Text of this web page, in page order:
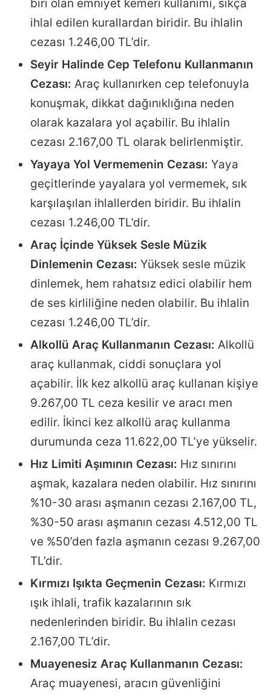
biri olan emniyet kemeri kullanımı, sıkça
ihlal edilen kurallardan biridir. Bu ihlalin
cezası 1.246,00 TL’dir.
Seyir Halinde Cep Telefonu Kullanmanın
Cezası: Araç kullanırken cep telefonuyla
konuşmak, dikkat dağınıklığına neden
olarak kazalara yol açabilir. Bu ihlalin
cezası 2.167,00 TL olarak belirlenmiştir.
Yayaya Yol Vermemenin Cezası: Yaya
geçitlerinde yayalara yol vermemek, sık
karşılaşılan ihlallerden biridir. Bu ihlalin
cezası 1.246,00 TL’dir.
Araç İçinde Yüksek Sesle Müzik
Dinlemenin Cezası: Yüksek sesle müzik
dinlemek, hem rahatsız edici olabilir hem
de ses kirliliğine neden olabilir. Bu ihlalin
cezası 1.246,00 TL’dir.
Alkollü Araç Kullanmanın Cezası: Alkollü
araç kullanmak, ciddi sonuçlara yol
açabilir. İlk kez alkollü araç kullanan kişiye
9.267,00 TL ceza kesilir ve aracı men
edilir. İkinci kez alkollü araç kullanma
durumunda ceza 11.622,00 TL’ye yükselir.
Hız Limiti Aşımının Cezası: Hız sınırını
aşmak, kazalara neden olabilir. Hız sınırını
%10-30 arası aşmanın cezası 2.167,00 TL,
%30-50 arası aşmanın cezası 4.512,00 TL
ve %50’den fazla aşmanın cezası 9.267,00
TL’dir.
Kırmızı Işıkta Geçmenin Cezası: Kırmızı
ışık ihlali, trafik kazalarının sık
nedenlerinden biridir. Bu ihlalin cezası
2.167,00 TL’dir.
Muayenesiz Araç Kullanmanın Cezası:
Araç muayenesi, aracın güvenliğini